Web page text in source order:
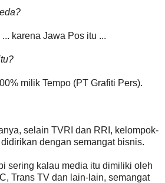
karena Jawa Pos itu ...
milik Tempo (PT Grafiti Pers).
selain TVRI dan RRI, kelompok-
dengan semangat bisnis.
sering kalau media itu dimiliki oleh
Trans TV dan lain-lain, semangat